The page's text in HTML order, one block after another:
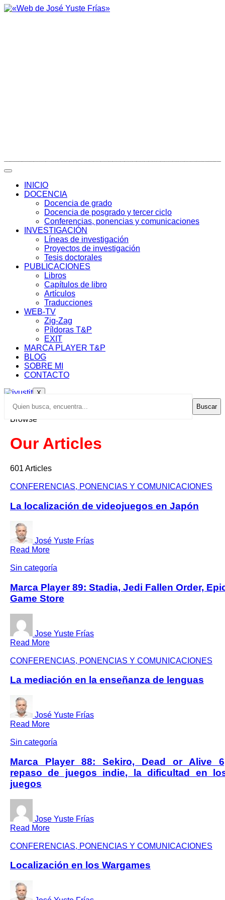
INICIO
DOCENCIA
Docencia de grado
Docencia de posgrado y tercer ciclo
Conferencias, ponencias y comunicaciones
INVESTIGACIÓN
Líneas de investigación
Proyectos de investigación
Tesis doctorales
PUBLICACIONES
Libros
Capítulos de libro
Artículos
Traducciones
WEB-TV
Zig-Zag
Píldoras T&P
EXIT
MARCA PLAYER T&P
BLOG
SOBRE MI
CONTACTO
X
Buscar
Browse
Our Articles
601 Articles
CONFERENCIAS, PONENCIAS Y COMUNICACIONES
La localización de videojuegos en Japón
José Yuste Frías
Read More
Sin categoría
Marca Player 89: Stadia, Jedi Fallen Order,
Game Store
Jose Yuste Frías
Read More
CONFERENCIAS, PONENCIAS Y COMUNICACIONES
La mediación en la enseñanza de lenguas
José Yuste Frías
Read More
Sin categoría
Marca Player 88: Sekiro, Dead or Alive
repaso de juegos indie, la dificultad en
juegos
Jose Yuste Frías
Read More
CONFERENCIAS, PONENCIAS Y COMUNICACIONES
Localización en los Wargames